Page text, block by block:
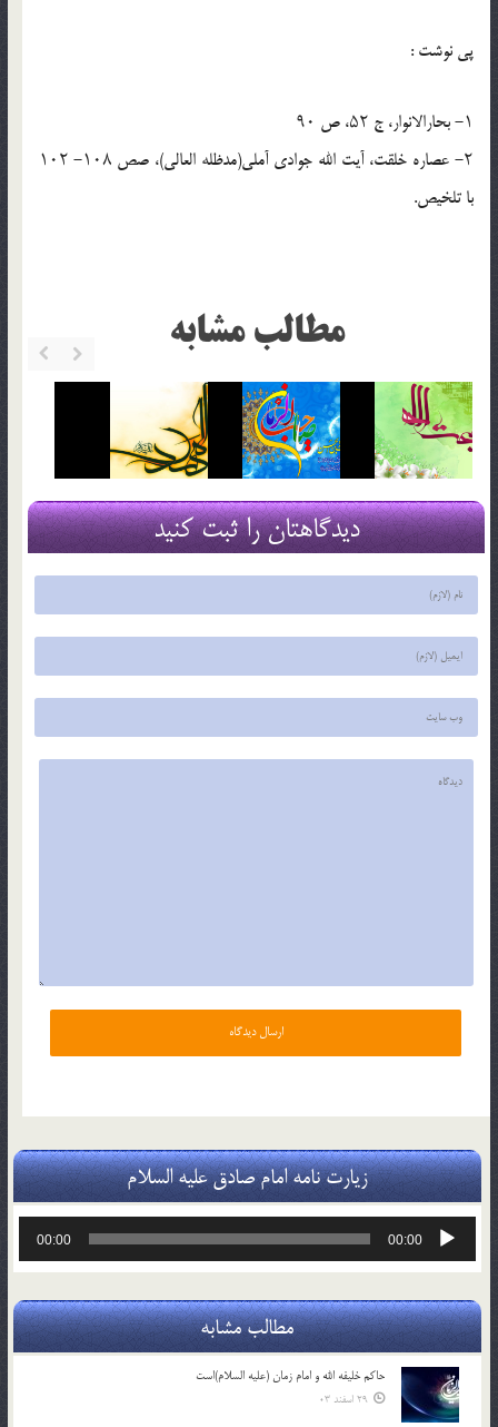
پي نوشت :
۱- بحارالانوار، ج ۵۲، ص ۹۰
۲- عصاره خلقت، آیت الله جوادی آملی(مدظله العالی)، صص ۱۰۸- ۱۰۲
با تلخیص.
مطالب مشابه
دیدگاهتان را ثبت کنید
زیارت نامه امام صادق علیه السلام
پخش‌کننده
00:00
00:00
مطالب مشابه
حاکم خليفه الله و امام زمان (علیه السلام)است
29 اسفند 03